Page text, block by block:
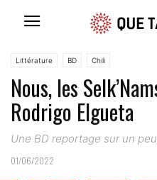
Littérature BD Chili
Nous, les
Rodrigo Elgueta
Une BD reportage sur un
01/06/2022